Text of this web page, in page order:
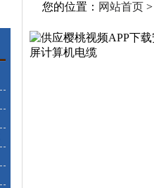
您的位置： 网站首页